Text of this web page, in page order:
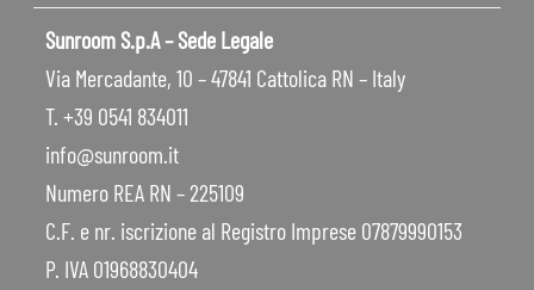
Sunroom S.p.A – Sede Legale
Via Mercadante, 10 – 47841 Cattolica RN – Italy
T. +39 0541 834011
info@sunroom.it
Numero REA RN – 225109
C.F. e nr. iscrizione al Registro Imprese 07879990153
P. IVA 01968830404